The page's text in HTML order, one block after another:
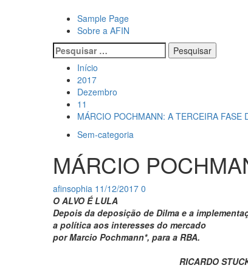
Primary
Menu
Sample Page
Sobre a AFIN
Pesquisar
por:
Início
2017
Dezembro
11
MÁRCIO POCHMANN: A TERCEIRA FASE
Sem-categoria
MÁRCIO
afinsophia 11/12/2017 0
O ALVO É LULA
Depois da deposição de Dilma e a
a política aos interesses do mercado
por Marcio Pochmann*, para a RBA.
RICARDO